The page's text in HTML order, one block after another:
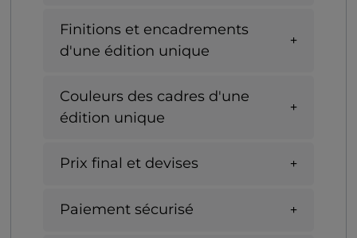
Finitions et encadrements
d'une édition unique
Couleurs des cadres d'une
édition unique
Prix final et devises
Paiement sécurisé